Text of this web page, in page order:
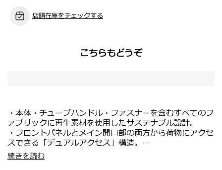
店舗在庫をチェックする
こちらもどうぞ
・本体・チューブハンドル・ファスナーを含むすべてのフ
ァブリックに再生素材を使用したサステナブル設計。
・フロントパネルとメイン開口部の両方から荷物にアクセ
スできる「デュアルアクセス」構造。
・フロントパネルとメイン収納部それぞれにTSAロックを
装備。
・機内持ち込み対応サイズ。
・スピナー55のみフロントパネルの上部3分の1が折りた
続きを読む